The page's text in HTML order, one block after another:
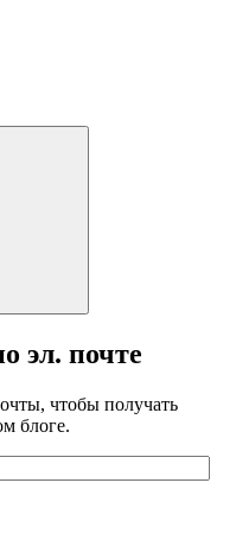
эл. почте
чтобы получать
блоге.